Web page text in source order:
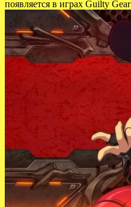
появляется в играх Guilty Gear